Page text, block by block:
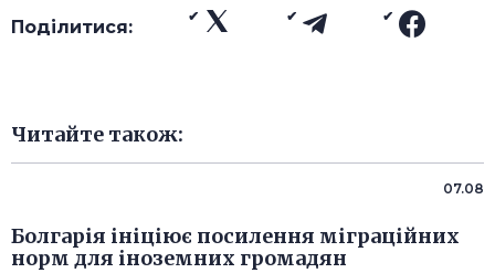
Поділитися:
Читайте також:
07.08
Болгарія ініціює посилення міграційних
норм для іноземних громадян